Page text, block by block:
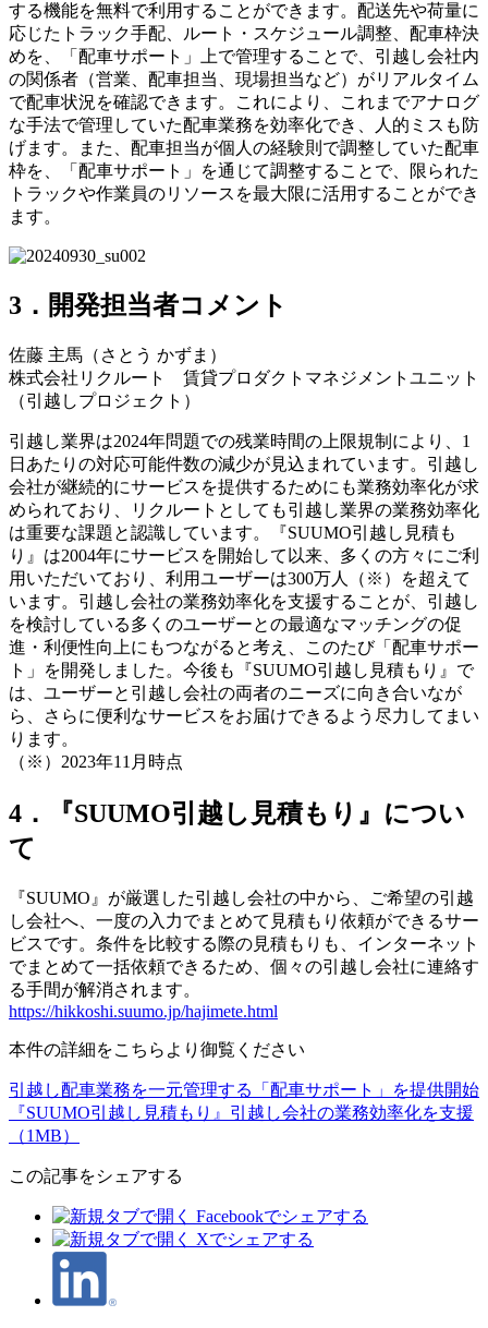
する機能を無料で利用することができます。配送先や荷量に
応じたトラック手配、ルート・スケジュール調整、配車枠決
めを、「配車サポート」上で管理することで、引越し会社内
の関係者（営業、配車担当、現場担当など）がリアルタイム
で配車状況を確認できます。これにより、これまでアナログ
な手法で管理していた配車業務を効率化でき、人的ミスも防
げます。また、配車担当が個人の経験則で調整していた配車
枠を、「配車サポート」を通じて調整することで、限られた
トラックや作業員のリソースを最大限に活用することができ
ます。
3．開発担当者コメント
佐藤 主馬（さとう かずま）
株式会社リクルート 賃貸プロダクトマネジメントユニット
（引越しプロジェクト）
引越し業界は2024年問題での残業時間の上限規制により、1
日あたりの対応可能件数の減少が見込まれています。引越し
会社が継続的にサービスを提供するためにも業務効率化が求
められており、リクルートとしても引越し業界の業務効率化
は重要な課題と認識しています。『SUUMO引越し見積も
り』は2004年にサービスを開始して以来、多くの方々にご利
用いただいており、利用ユーザーは300万人（※）を超えて
います。引越し会社の業務効率化を支援することが、引越し
を検討している多くのユーザーとの最適なマッチングの促
進・利便性向上にもつながると考え、このたび「配車サポー
ト」を開発しました。今後も『SUUMO引越し見積もり』で
は、ユーザーと引越し会社の両者のニーズに向き合いなが
ら、さらに便利なサービスをお届けできるよう尽力してまい
ります。
（※）2023年11月時点
4．『SUUMO引越し見積もり』につい
て
『SUUMO』が厳選した引越し会社の中から、ご希望の引越
し会社へ、一度の入力でまとめて見積もり依頼ができるサー
ビスです。条件を比較する際の見積もりも、インターネット
でまとめて一括依頼できるため、個々の引越し会社に連絡す
る手間が解消されます。
https://hikkoshi.suumo.jp/hajimete.html
本件の詳細をこちらより御覧ください
引越し配車業務を一元管理する「配車サポート」を提供開始
『SUUMO引越し見積もり』引越し会社の業務効率化を支援
（1MB）
この記事をシェアする